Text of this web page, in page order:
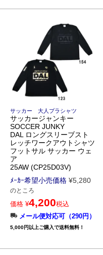
サッカー 大人プラシャツ
サッカージャンキー
SOCCER JUNKY
DAL ロングスリーブスト
レッチワークアウトシャツ
フットサル サッカー ウェ
ア
25AW (CP25D03V)
ﾒｰｶｰ希望小売価格 ¥5,280
のところ
価格 ¥4,200税込
メール便対応可（290円）
5,000円以上ご購入で送料無料！